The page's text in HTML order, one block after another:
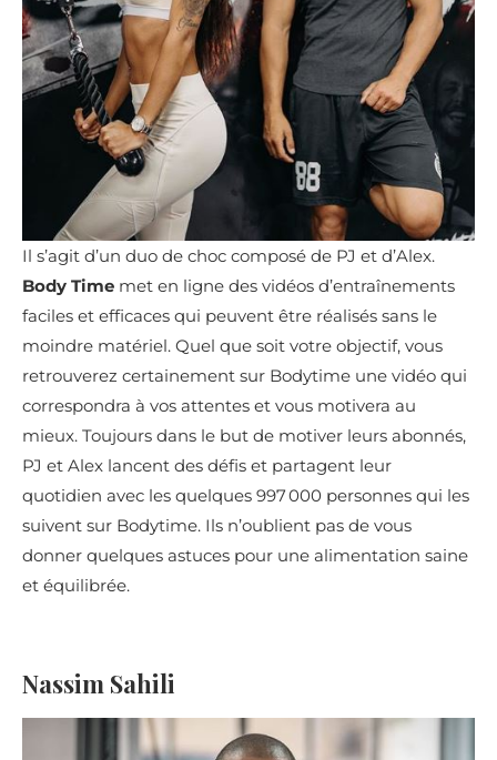
Il s’agit d’un duo de choc composé de PJ et d’Alex.
Body Time met en ligne des vidéos d’entraînements
faciles et efficaces qui peuvent être réalisés sans le
moindre matériel. Quel que soit votre objectif, vous
retrouverez certainement sur Bodytime une vidéo qui
correspondra à vos attentes et vous motivera au
mieux. Toujours dans le but de motiver leurs abonnés,
PJ et Alex lancent des défis et partagent leur
quotidien avec les quelques 997 000 personnes qui les
suivent sur Bodytime. Ils n’oublient pas de vous
donner quelques astuces pour une alimentation saine
et équilibrée.
Nassim Sahili